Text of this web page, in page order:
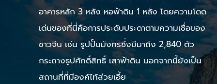
อาคารหลัก 3 หลัง หอฟ้าดิน 1 หลัง โดยความโดด
เด่นของที่นี่คือการประดับประดาตามความเชื่อของ
ชาวจีน เช่น รูปปั้นมังกรซึ่งมีมาถึง 2,840 ตัว
กระถางธูปศักดิ์สิทธิ์ เสาฟ้าดิน นอกจากนี้ยังเป็น
สถานที่ที่มีองค์ไท้ส่วยเอี้ย